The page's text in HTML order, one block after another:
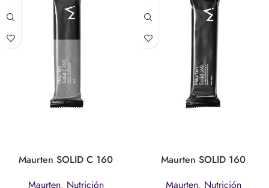
Maurten SOLID C 160
Maurten, Nutrición
Maurten SOLID 160
Maurten, Nutrición